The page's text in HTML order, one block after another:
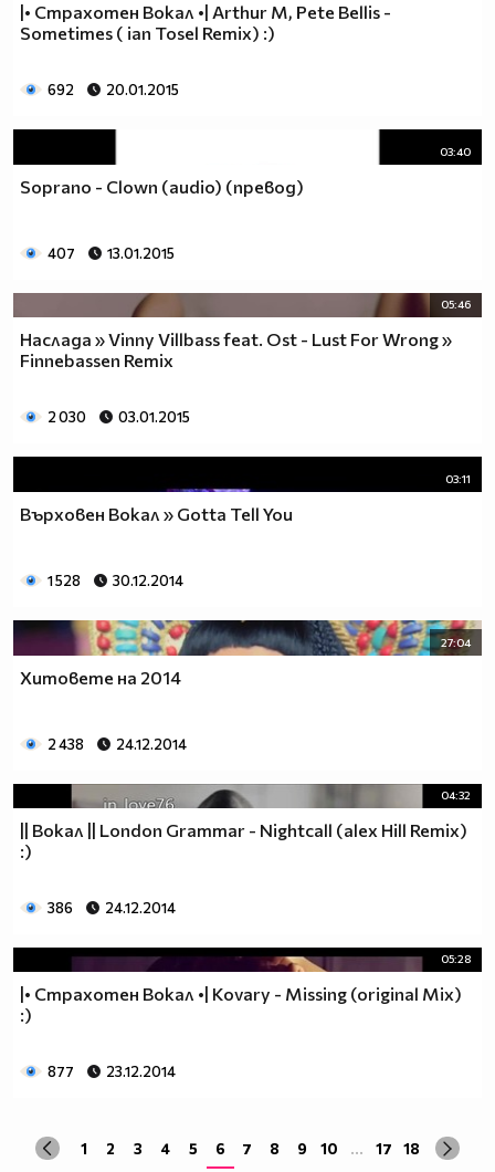
|• Страхотен Вокал •| Arthur M, Pete Bellis -
Sometimes ( ian Tosel Remix) :)
692 20.01.2015
03:40
Soprano - Clown (audio) (превод)
407 13.01.2015
05:46
Наслада » Vinny Villbass feat. Ost - Lust For Wrong »
Finnebassen Remix
2 030 03.01.2015
03:11
Върховен Вокал » Gotta Tell You
1 528 30.12.2014
27:04
Хитовете на 2014
2 438 24.12.2014
04:32
|| Вокал || London Grammar - Nightcall (alex Hill Remix)
:)
386 24.12.2014
05:28
|• Страхотен Вокал •| Kovary - Missing (original Mix)
:)
877 23.12.2014
1 2 3 4 5 6 7 8 9 10 ... 17 18